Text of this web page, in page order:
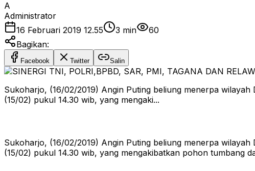
A
Administrator
16 Februari 2019 12.55
3 min
60
Bagikan:
Facebook Twitter Salin
Sukoharjo, (16/02/2019) Angin Puting beliung menerpa
(15/02) pukul 14.30 wib, yang mengaki...
Sukoharjo, (16/02/2019) Angin Puting beliung menerpa
(15/02) pukul 14.30 wib, yang mengakibatkan pohon tumbang